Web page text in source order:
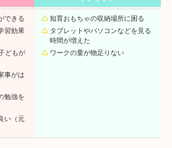
できる
習効果
どもが
事がは
勉強を
い（元
知育おもちゃの収納場所に困る
タブレットやパソコンなどを見る
時間が増えた
ワークの量が物足りない